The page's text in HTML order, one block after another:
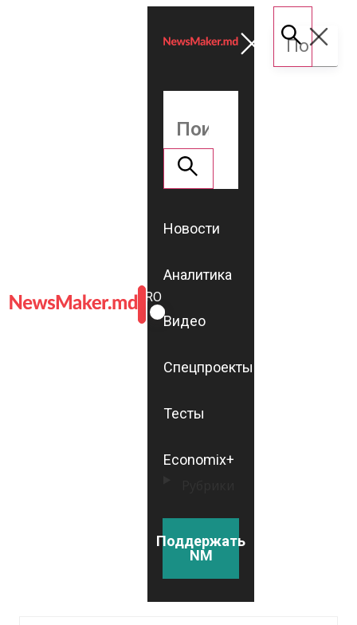
ROMÂNĂ
RU
Новости
Аналитика
Видео
Спецпроекты
Тесты
Economix+
Поддержать
NM